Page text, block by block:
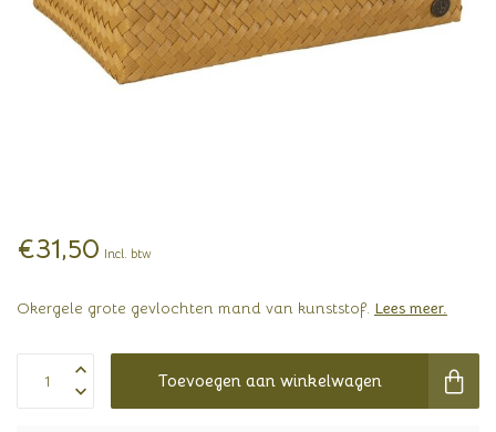
€31,50 Incl. btw
Okergele grote gevlochten mand van kunststof. Lees meer.
Toevoegen aan winkelwagen